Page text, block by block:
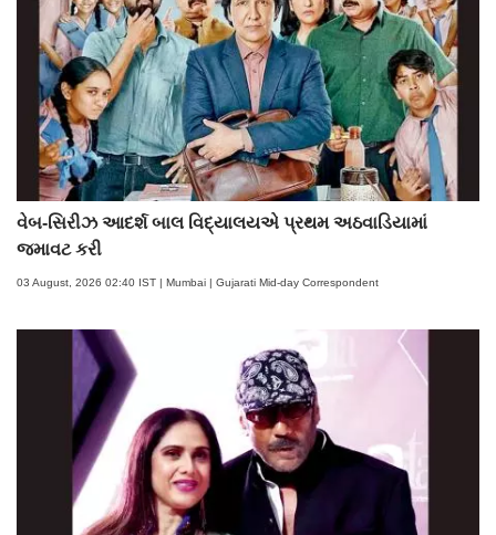
વેબ-સિરીઝ આદર્શ બાલ વિદ્યાલયએ પ્રથમ અઠવાડિયામાં
જમાવટ કરી
03 August, 2026 02:40 IST | Mumbai | Gujarati Mid-day Correspondent